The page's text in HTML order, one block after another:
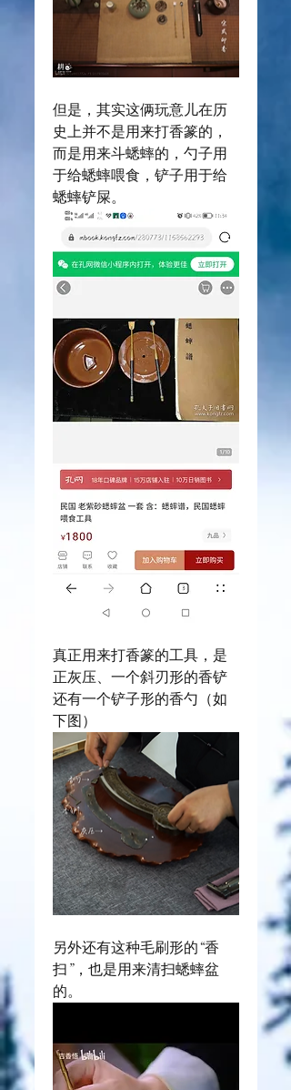
但是，其实这俩玩意儿在历
史上并不是用来打香篆的，
而是用来斗蟋蟀的，勺子用
于给蟋蟀喂食，铲子用于给
蟋蟀铲屎。
真正用来打香篆的工具，是
正灰压、一个斜刃形的香铲
还有一个铲子形的香勺（如
下图）
另外还有这种毛刷形的“香
扫”，也是用来清扫蟋蟀盆
的。